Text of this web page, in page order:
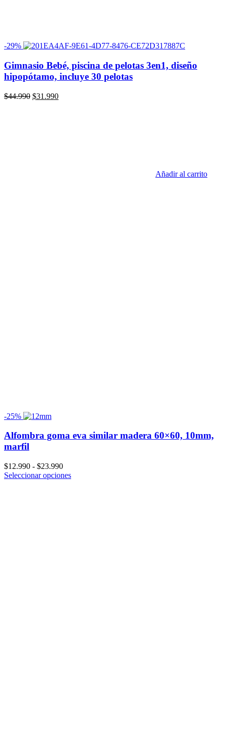
-29%
Gimnasio Bebé, piscina de pelotas 3en1, diseño
hipopótamo, incluye 30 pelotas
$44.990 El
$31.990El
Añadir al carrito
-25%
Alfombra goma eva similar madera 60×60, 10mm,
marfil
$12.990 - $23.990Rango
de
Seleccionar opciones